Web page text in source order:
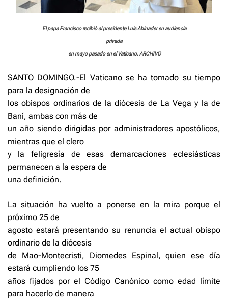
El papa Francisco recibió al presidente Luis Abinader en audiencia
privada
en mayo pasado en el Vaticano. ARCHIVO
SANTO DOMINGO.-El Vaticano se ha tomado su tiempo
para la designación de
los obispos ordinarios de la diócesis de La Vega y la de
Baní, ambas con más de
un año siendo dirigidas por administradores apostólicos,
mientras que el clero
y la feligresía de esas demarcaciones eclesiásticas
permanecen a la espera de
una definición.
La situación ha vuelto a ponerse en la mira porque el
próximo 25 de
agosto estará presentando su renuncia el actual obispo
ordinario de la diócesis
de Mao-Montecristi, Diomedes Espinal, quien ese día
estará cumpliendo los 75
años fijados por el Código Canónico como edad límite
para hacerlo de manera